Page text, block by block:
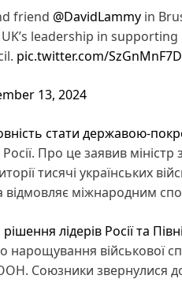
friend @DavidLammy in
leadership in
pic.twitter.com/
13, 2024
стати державою-
Про це заявив міністр
тисячі українських
міжнародним
лідерів Росії та
нарощування військової
Союзники звернулися